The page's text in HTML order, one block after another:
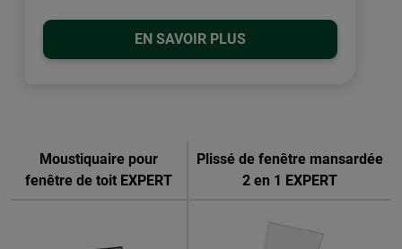
EN SAVOIR PLUS
Moustiquaire pour
fenêtre de toit EXPERT
Plissé de fenêtre mansardée
2 en 1 EXPERT